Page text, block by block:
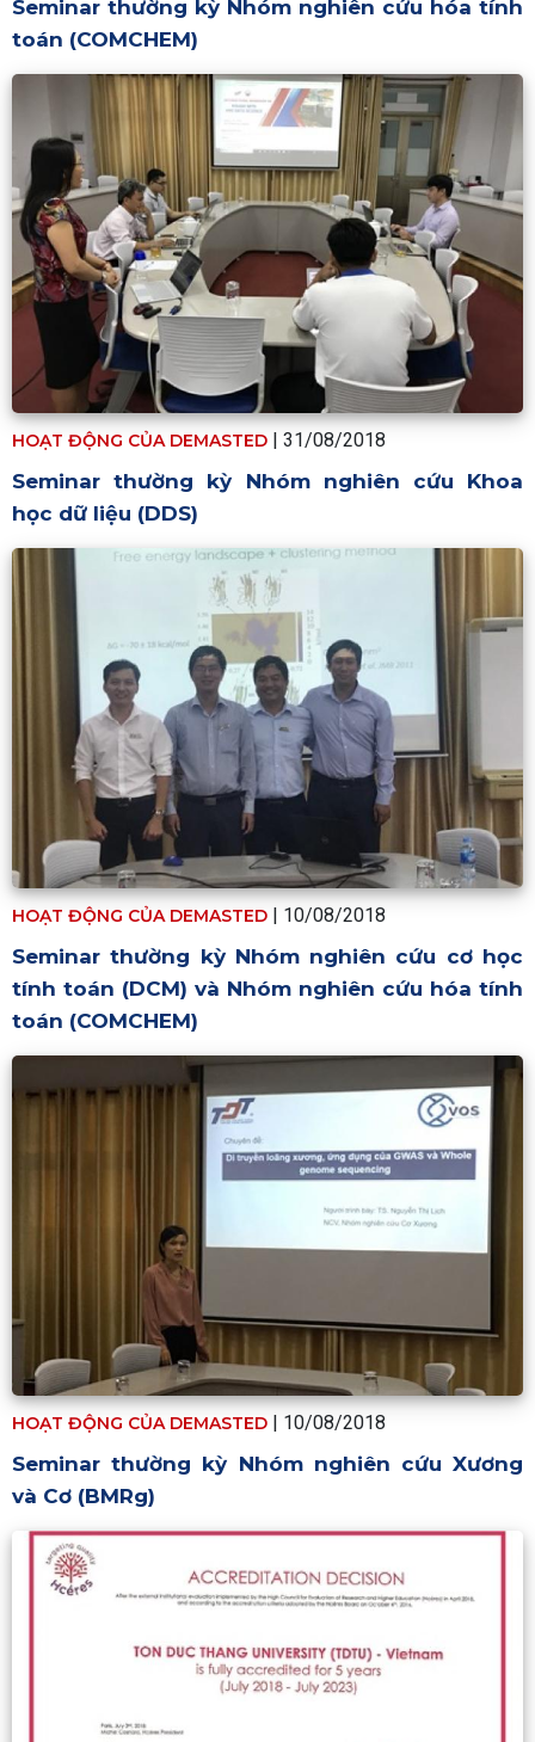
Seminar thường kỳ Nhóm nghiên cứu hóa tính
toán (COMCHEM)
HOẠT ĐỘNG CỦA DEMASTED | 31/08/2018
Seminar thường kỳ Nhóm nghiên cứu Khoa
học dữ liệu (DDS)
HOẠT ĐỘNG CỦA DEMASTED | 10/08/2018
Seminar thường kỳ Nhóm nghiên cứu cơ học
tính toán (DCM) và Nhóm nghiên cứu hóa tính
toán (COMCHEM)
HOẠT ĐỘNG CỦA DEMASTED | 10/08/2018
Seminar thường kỳ Nhóm nghiên cứu Xương
và Cơ (BMRg)